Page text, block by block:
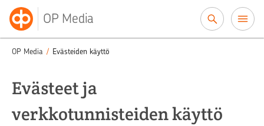
OP Media
OP Media / Evästeiden käyttö
Evästeet ja
verkkotunnisteiden käyttö